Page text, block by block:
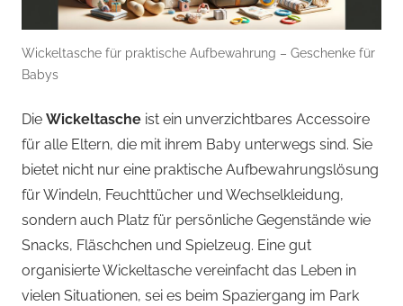
Wickeltasche für praktische Aufbewahrung – Geschenke für
Babys
Die Wickeltasche ist ein unverzichtbares Accessoire
für alle Eltern, die mit ihrem Baby unterwegs sind. Sie
bietet nicht nur eine praktische Aufbewahrungslösung
für Windeln, Feuchttücher und Wechselkleidung,
sondern auch Platz für persönliche Gegenstände wie
Snacks, Fläschchen und Spielzeug. Eine gut
organisierte Wickeltasche vereinfacht das Leben in
vielen Situationen, sei es beim Spaziergang im Park